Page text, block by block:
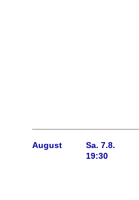
August
Sa. 7.8.
19:30